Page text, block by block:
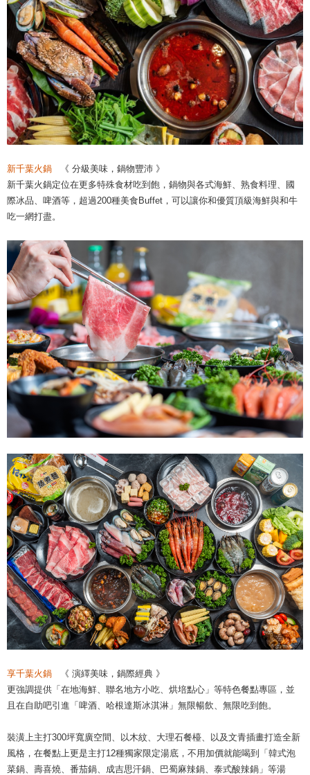
新千葉火鍋
《 分級美味，鍋物豐沛 》
新千葉火鍋定位在更多特殊食材吃到飽，鍋物與各式海鮮、熟食料理、國
際冰品、啤酒等，超過200種美食Buffet，可以讓你和優質頂級海鮮與和牛
吃一網打盡。
享千葉火鍋 《 演繹美味，鍋際經典 》
更強調提供「在地海鮮、聯名地方小吃、烘培點心」等特色餐點專區，並
且在自助吧引進「啤酒、哈根達斯冰淇淋」無限暢飲、無限吃到飽。
裝潢上主打300坪寬廣空間、以木紋、大理石餐檯、以及文青插畫打造全新
風格，在餐點上更是主打12種獨家限定湯底，不用加價就能喝到「韓式泡
菜鍋、壽喜燒、番茄鍋、成吉思汗鍋、巴蜀麻辣鍋、泰式酸辣鍋」等湯